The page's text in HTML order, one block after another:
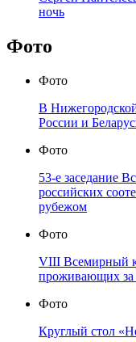
ночь
Фото
Фото
В
России и
Фото
53-е заседание
российских
рубежом
Фото
VIII Всемирный
проживающих
Фото
Круглый стол